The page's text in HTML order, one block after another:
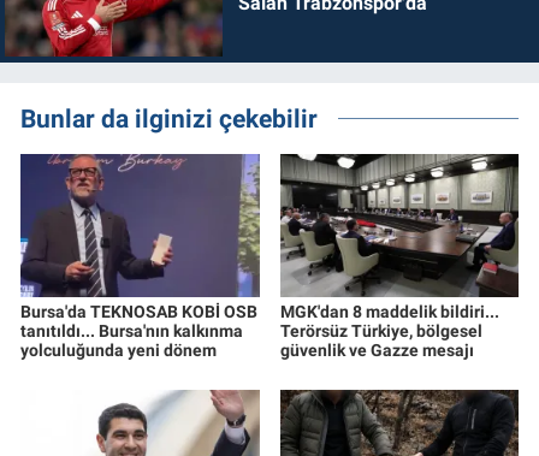
Bunlar da ilginizi çekebilir
Bursa'da TEKNOSAB KOBİ OSB
tanıtıldı... Bursa'nın kalkınma
yolculuğunda yeni dönem
MGK'dan 8 maddelik bildiri...
Terörsüz Türkiye, bölgesel
güvenlik ve Gazze mesajı